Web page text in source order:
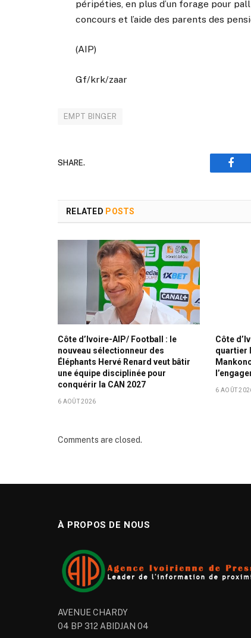
péripéties, en plus d’un forage pour
concours et l’aide des parents des
(AIP)
Gf/krk/zaar
EMPT BINGER
SHARE.
RELATED POSTS
Côte d’Ivoire-AIP/ Football : le
nouveau sélectionneur des
Éléphants Hervé Renard veut bâtir
une équipe disciplinée pour
conquérir la CAN 2027
6 AOÛT 2026
Côte
quartier
6 AOÛT
Comments are closed.
À PROPOS DE NOUS
AVENUE CHARDY
04 BP 312 ABIDJAN 04